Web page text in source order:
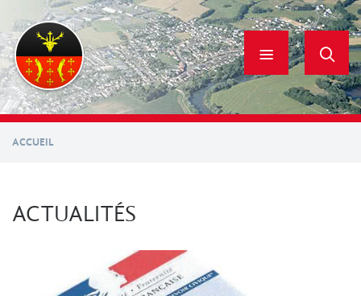
contenu
principal
ACCUEIL
ACTUALITÉS